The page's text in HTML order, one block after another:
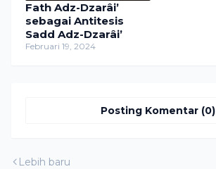
Fath Adz-Dzarâi’
sebagai Antitesis
Sadd Adz-Dzarâi’
Februari 19, 2024
Posting Komentar (0)
Lebih baru